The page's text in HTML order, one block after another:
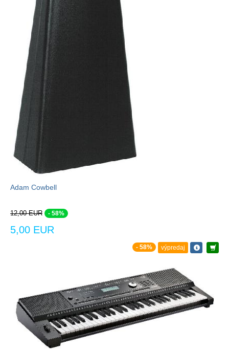
Adam Cowbell
12,00 EUR - 58%
5,00 EUR
- 58% výpredaj